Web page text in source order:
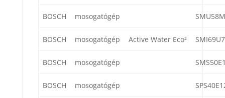
BOSCH mosogatógép
BOSCH mosogatógép Active Water Eco²
BOSCH mosogatógép
BOSCH mosogatógép